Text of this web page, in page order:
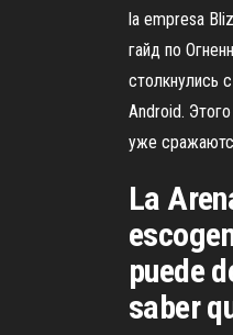
la empresa
гайд по
столкнулись
Android.
уже
La
puede
saber